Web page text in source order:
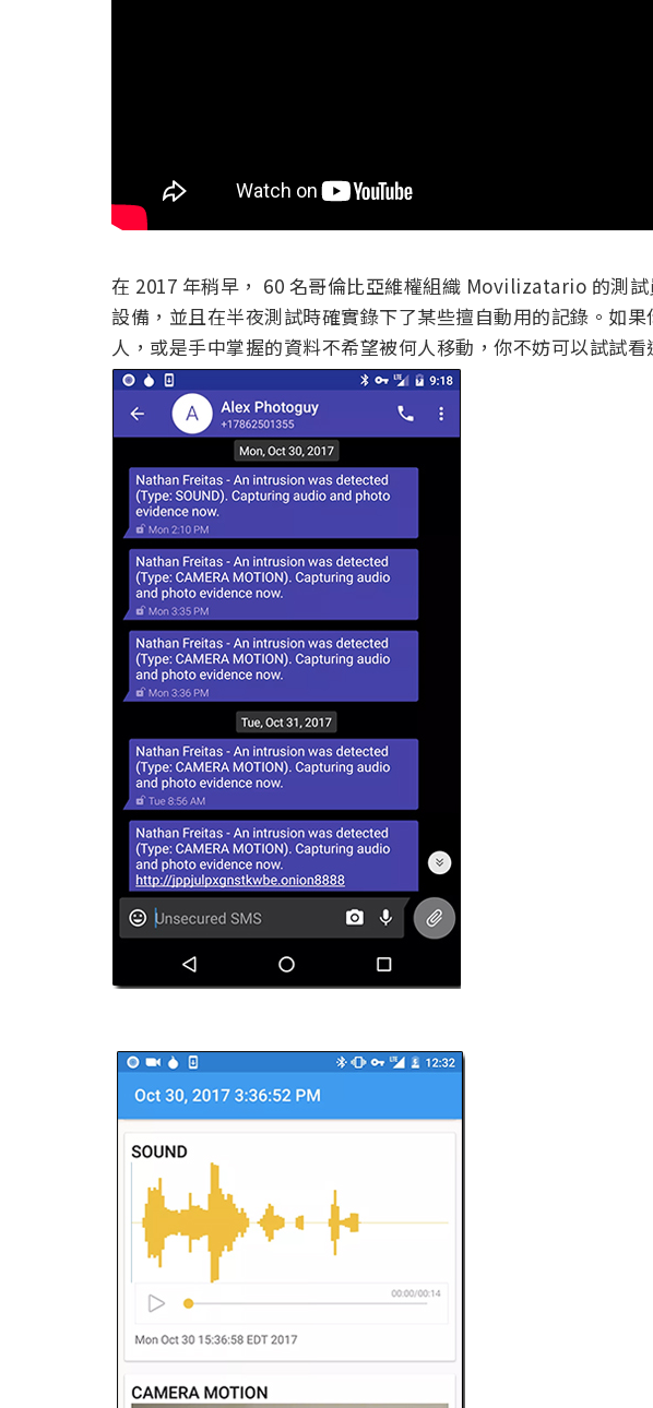
在 2017 年稍早， 60 名哥倫比亞維權組織 Movilizatario 的測
設備，並且在半夜測試時確實錄下了某些擅自動用的記錄。如
人，或是手中掌握的資料不希望被何人移動，你不妨可以試試